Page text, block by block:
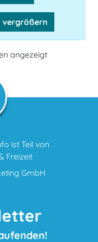
vergrößern
angezeigt
ist Teil von
Freizeit
GmbH